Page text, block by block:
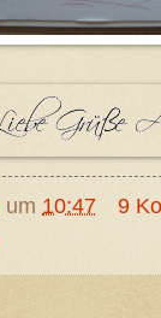
um 10:47
9